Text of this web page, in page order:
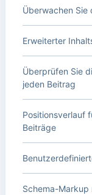
Überwachen Sie
Erweiterter
Überprüfen Sie
jeden Beitrag
Positionsverlauf
Beiträge
Schema-Markup